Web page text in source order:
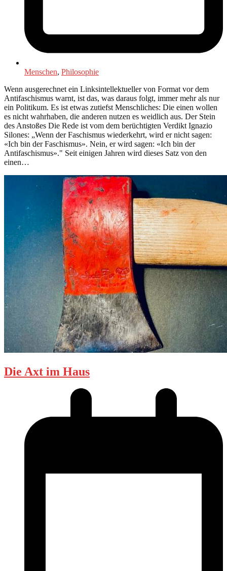
Menschen, Philosophie
Wenn ausgerechnet ein Linksintellektueller von Format vor dem
Antifaschismus warnt, ist das, was daraus folgt, immer mehr als nur
ein Politikum. Es ist etwas zutiefst Menschliches: Die einen wollen
es nicht wahrhaben, die anderen nutzen es weidlich aus. Der Stein
des Anstoßes Die Rede ist vom dem berüchtigten Verdikt Ignazio
Silones: „Wenn der Faschismus wiederkehrt, wird er nicht sagen:
«Ich bin der Faschismus». Nein, er wird sagen: «Ich bin der
Antifaschismus»." Seit einigen Jahren wird dieses Satz von den
einen…
Die Axt im Haus